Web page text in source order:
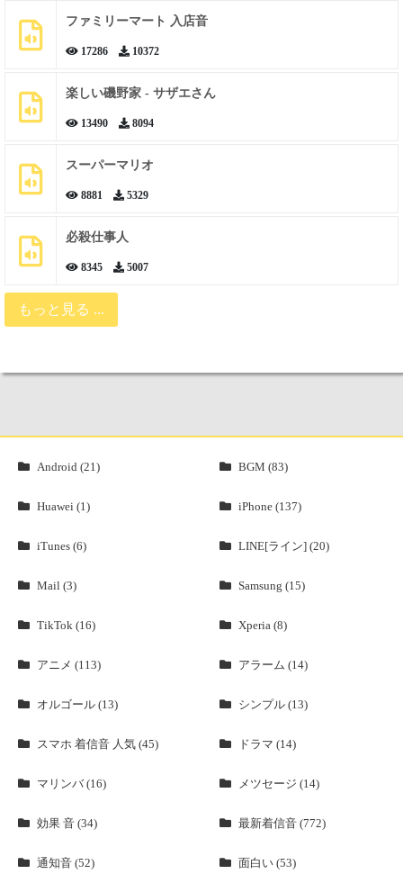
ファミリーマート 入店音
17286 10372
楽しい磯野家 - サザエさん
13490 8094
スーパーマリオ
8881 5329
必殺仕事人
8345 5007
もっと見る ...
Android (21) BGM (83)
Huawei (1) iPhone (137)
iTunes (6) LINE[ライン] (20)
Mail (3) Samsung (15)
TikTok (16) Xperia (8)
アニメ (113) アラーム (14)
オルゴール (13) シンプル (13)
スマホ 着信音 人気 (45) ドラマ (14)
マリンバ (16) メツセージ (14)
効果 音 (34) 最新着信音 (772)
通知音 (52) 面白い (53)